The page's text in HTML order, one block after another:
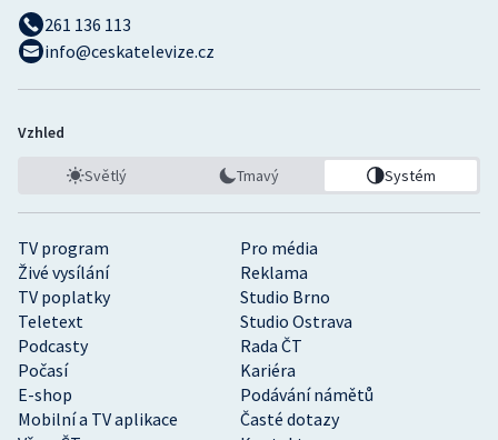
TV program
Pro média
Živé vysílání
Reklama
TV poplatky
Studio Brno
Teletext
Studio Ostrava
Podcasty
Rada ČT
Počasí
Kariéra
E-shop
Podávání námětů
Mobilní a TV aplikace
Časté dotazy
261 136 113
info@ceskatelevize.cz
Vzhled
Světlý Tmavý Systém